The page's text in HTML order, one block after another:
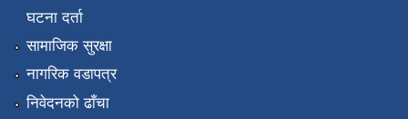
घटना दर्ता
सामाजिक सुरक्षा
नागरिक वडापत्र
निवेदनको ढाँचा